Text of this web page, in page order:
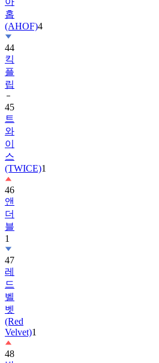
(AHOF)
44
킥
플
립
45
트
와
이
스
(TWICE)
46
앤
더
블
1
47
레
드
벨
벳
(Red
Velvet)
48
박
보